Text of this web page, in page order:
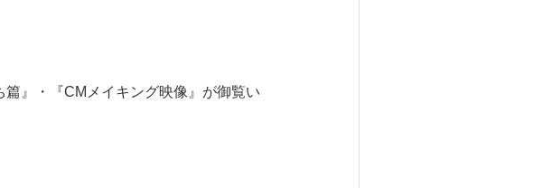
』・『CMメイキング映像』が御覧い